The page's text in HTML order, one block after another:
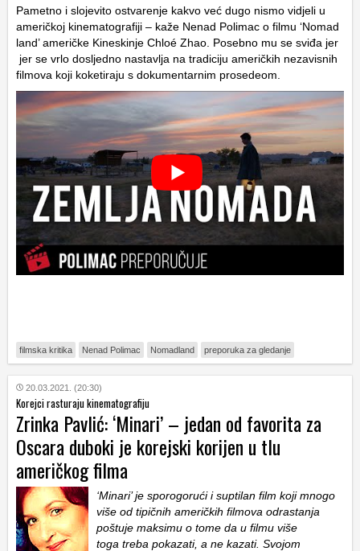
Pametno i slojevito ostvarenje kakvo već dugo nismo vidjeli u
američkoj kinematografiji – kaže Nenad Polimac o filmu ‘Nomad
land’ američke Kineskinje Chloé Zhao. Posebno mu se sviđa jer
jer se vrlo dosljedno nastavlja na tradiciju američkih nezavisnih
filmova koji koketiraju s dokumentarnim prosedeom.
filmska kritika Nenad Polimac Nomadland preporuka za gledanje
20.03.2021. (20:30)
Korejci rasturaju kinematografiju
Zrinka Pavlić: ‘Minari’ – jedan od favorita za
Oscara duboki je korejski korijen u tlu
američkog filma
‘Minari’ je sporogorući i suptilan film koji mnogo
više od tipičnih američkih filmova odrastanja
poštuje maksimu o tome da u filmu više
toga treba pokazati, a ne kazati. Svojom